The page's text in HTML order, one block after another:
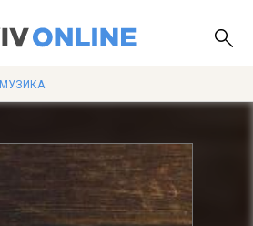
МУЗИКА